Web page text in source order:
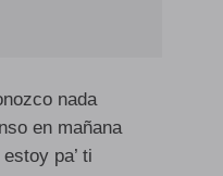
nada
en mañana
pa’ ti